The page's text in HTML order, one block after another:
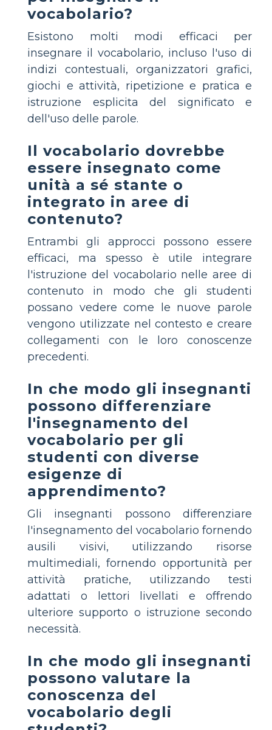
vocabolario?
Esistono molti modi efficaci per
insegnare il vocabolario, incluso l'uso di
indizi contestuali, organizzatori grafici,
giochi e attività, ripetizione e pratica e
istruzione esplicita del significato e
dell'uso delle parole.
Il vocabolario dovrebbe
essere insegnato come
unità a sé stante o
integrato in aree di
contenuto?
Entrambi gli approcci possono essere
efficaci, ma spesso è utile integrare
l'istruzione del vocabolario nelle aree di
contenuto in modo che gli studenti
possano vedere come le nuove parole
vengono utilizzate nel contesto e creare
collegamenti con le loro conoscenze
precedenti.
In che modo gli insegnanti
possono differenziare
l'insegnamento del
vocabolario per gli
studenti con diverse
esigenze di
apprendimento?
Gli insegnanti possono differenziare
l'insegnamento del vocabolario fornendo
ausili visivi, utilizzando risorse
multimediali, fornendo opportunità per
attività pratiche, utilizzando testi
adattati o lettori livellati e offrendo
ulteriore supporto o istruzione secondo
necessità.
In che modo gli insegnanti
possono valutare la
conoscenza del
vocabolario degli